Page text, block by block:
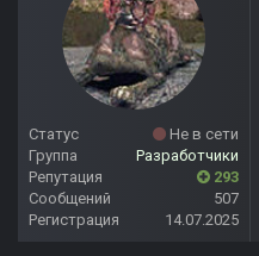
Статус
Не в сети
Группа
Разработчики
Репутация
293
Сообщений
507
Регистрация
14.07.2025